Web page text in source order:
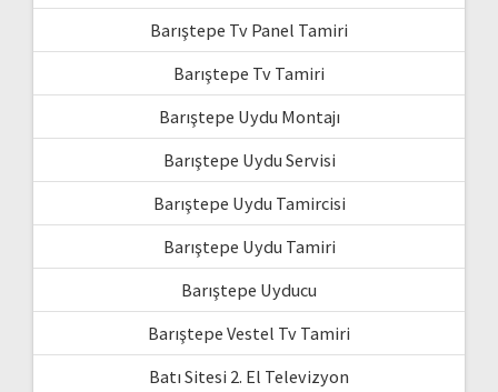
Barıştepe Tv Panel Tamiri
Barıştepe Tv Tamiri
Barıştepe Uydu Montajı
Barıştepe Uydu Servisi
Barıştepe Uydu Tamircisi
Barıştepe Uydu Tamiri
Barıştepe Uyducu
Barıştepe Vestel Tv Tamiri
Batı Sitesi 2. El Televizyon